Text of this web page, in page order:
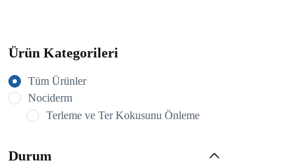
Ürün Kategorileri
Tüm Ürünler
Nociderm
Terleme ve Ter Kokusunu Önleme
Durum